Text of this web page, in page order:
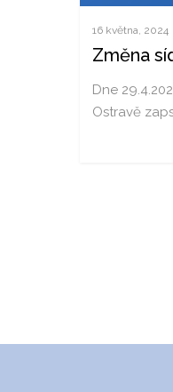
16 května, 2024
Změna
Dne
Ostravě